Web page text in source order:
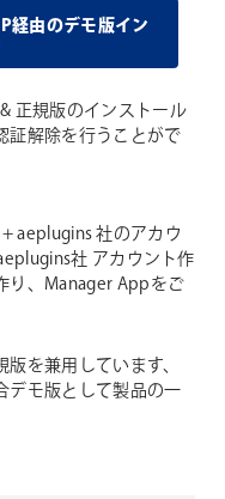
経由のデモ版イン
正規版のインストール
証解除を行うことがで
aeplugins 社のアカウ
社 アカウント作
り、Manager Appをご
を兼用しています、
デモ版として製品の一